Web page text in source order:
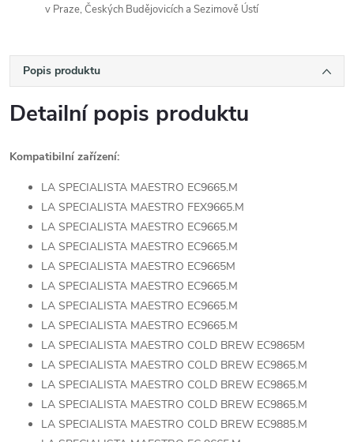
v Praze, Českých Budějovicích a Sezimově Ústí
Popis produktu
Detailní popis produktu
Kompatibilní zařízení:
LA SPECIALISTA MAESTRO EC9665.M
LA SPECIALISTA MAESTRO FEX9665.M
LA SPECIALISTA MAESTRO EC9665.M
LA SPECIALISTA MAESTRO EC9665.M
LA SPECIALISTA MAESTRO EC9665M
LA SPECIALISTA MAESTRO EC9665.M
LA SPECIALISTA MAESTRO EC9665.M
LA SPECIALISTA MAESTRO EC9665.M
LA SPECIALISTA MAESTRO COLD BREW EC9865M
LA SPECIALISTA MAESTRO COLD BREW EC9865.M
LA SPECIALISTA MAESTRO COLD BREW EC9865.M
LA SPECIALISTA MAESTRO COLD BREW EC9865.M
LA SPECIALISTA MAESTRO COLD BREW EC9885.M